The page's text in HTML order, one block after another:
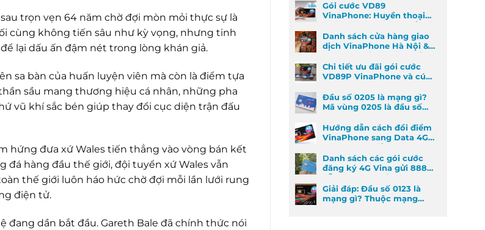
trọn vẹn 64 năm chờ đợi mòn mỏi thực sự là
cùng không tiến sâu như kỳ vọng, nhưng tinh
lại dấu ấn đậm nét trong lòng khán giả.
sa bàn của huấn luyện viên mà còn là điểm tựa
sầu mang thương hiệu cá nhân, những pha
vũ khí sắc bén giúp thay đổi cục diện trận đấu
hứng đưa xứ Wales tiến thẳng vào vòng bán kết
hàng đầu thế giới, đội tuyển xứ Wales vẫn
thế giới luôn háo hức chờ đợi mỗi lần lưới rung
điện tử.
đang dần bắt đầu. Gareth Bale đã chính thức nói
Gói cước VD89
VinaPhone: Huyền thoại
Data & Gọi thoại đã trở lại
Danh sách cửa hàng giao
dịch VinaPhone Hà Nội &
Cách tìm VinaPhone gần
đây
Chi tiết ưu đãi gói cước
VD89P VinaPhone và cú
Đầu số 0205 là mạng gì?
Mã vùng 0205 là đầu số
Hướng dẫn cách đổi điểm
VinaPhone sang Data 4G
cực kỳ đơn giản
Danh sách các gói cước
đăng ký 4G Vina gửi 888
dễ đăng ký nhất
Giải đáp: Đầu số 0123 là
mạng gì? Thuộc mạng